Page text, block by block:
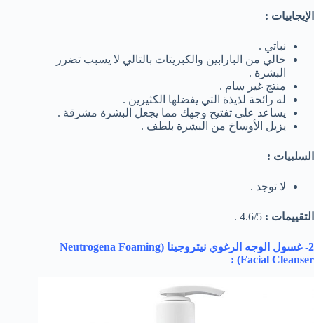
الإيجابيات :
نباتي .
خالي من البارابين والكبريتات بالتالي لا يسبب تضرر
البشرة .
منتج غير سام .
له رائحة لذيذة التي يفضلها الكثيرين .
يساعد على تفتيح وجهك مما يجعل البشرة مشرقة .
يزيل الأوساخ من البشرة بلطف .
السلبيات :
لا توجد .
التقييمات : 4.6/5 .
2- غسول الوجه الرغوي نيتروجينا (
Neutrogena Foaming
Facial Cleanser
) :